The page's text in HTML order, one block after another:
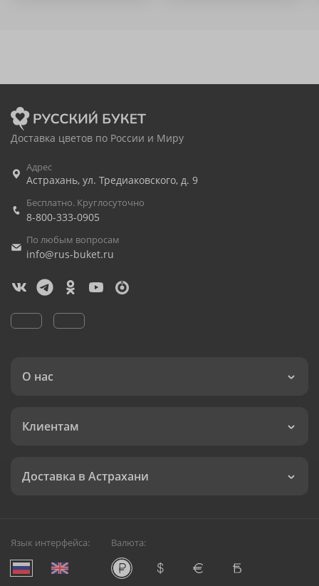
Доставка цветов по России и Миру
Адрес
Астрахань, ул. Тредиаковского, д. 9
Бесплатно. Круглосуточно
8-800-333-0905
По любым вопросам
info@rus-buket.ru
О нас
Клиентам
Доставка в Астрахани
Язык интерфейса: Валюта: